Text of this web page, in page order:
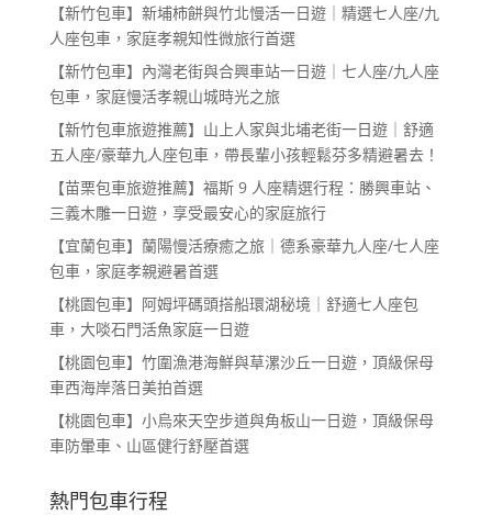
【新竹包車】新埔柿餅與竹北慢活一日遊｜精選七人座/九
人座包車，家庭孝親知性微旅行首選
【新竹包車】內灣老街與合興車站一日遊｜七人座/九人座
包車，家庭慢活孝親山城時光之旅
【新竹包車旅遊推薦】山上人家與北埔老街一日遊｜舒適
五人座/豪華九人座包車，帶長輩小孩輕鬆芬多精避暑去！
【苗栗包車旅遊推薦】福斯 9 人座精選行程：勝興車站、
三義木雕一日遊，享受最安心的家庭旅行
【宜蘭包車】蘭陽慢活療癒之旅｜德系豪華九人座/七人座
包車，家庭孝親避暑首選
【桃園包車】阿姆坪碼頭搭船環湖秘境｜舒適七人座包
車，大啖石門活魚家庭一日遊
【桃園包車】竹圍漁港海鮮與草漯沙丘一日遊，頂級保母
車西海岸落日美拍首選
【桃園包車】小烏來天空步道與角板山一日遊，頂級保母
車防暈車、山區健行舒壓首選
熱門包車行程